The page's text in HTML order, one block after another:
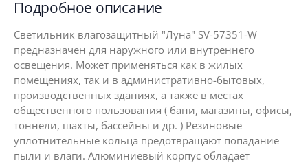
Подробное описание
Светильник влагозащитный "Луна" SV-57351-W
предназначен для наружного или внутреннего
освещения. Может применяться как в жилых
помещениях, так и в административно-бытовых,
производственных зданиях, а также в местах
общественного пользования ( бани, магазины, офисы,
тоннели, шахты, бассейны и др. ) Резиновые
уплотнительные кольца предотвращают попадание
пыли и влаги. Алюминиевый корпус обладает